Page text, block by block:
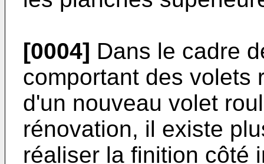
[0004] Dans le cadre
comportant des volets
d'un nouveau volet
rénovation, il existe
réaliser la finition côté